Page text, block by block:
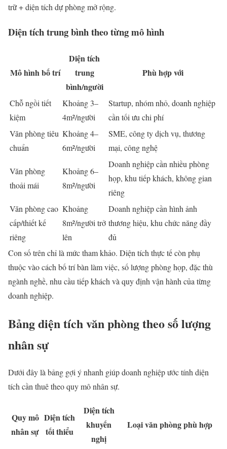
trữ + diện tích dự phòng mở rộng.
Diện tích trung bình theo từng mô hình
Mô hình bố trí
Diện tích
trung
bình/người
Phù hợp với
Chỗ ngồi tiết
kiệm
Khoảng 3–
4m²/người
Startup, nhóm nhỏ, doanh nghiệp
cần tối ưu chi phí
Văn phòng tiêu
chuẩn
Khoảng 4–
6m²/người
SME, công ty dịch vụ, thương
mại, công nghệ
Văn phòng
thoải mái
Khoảng 6–
8m²/người
Doanh nghiệp cần nhiều phòng
họp, khu tiếp khách, không gian
riêng
Văn phòng cao
cấp/thiết kế
riêng
Khoảng
8m²/người trở
lên
Doanh nghiệp cần hình ảnh
thương hiệu, khu chức năng đầy
đủ
Con số trên chỉ là mức tham khảo. Diện tích thực tế còn phụ
thuộc vào cách bố trí bàn làm việc, số lượng phòng họp, đặc thù
ngành nghề, nhu cầu tiếp khách và quy định vận hành của từng
doanh nghiệp.
Bảng diện tích văn phòng theo số lượng
nhân sự
Dưới đây là bảng gợi ý nhanh giúp doanh nghiệp ước tính diện
tích cần thuê theo quy mô nhân sự.
Quy mô
nhân sự
Diện tích
tối thiểu
Diện tích
khuyến
nghị
Loại văn phòng phù hợp